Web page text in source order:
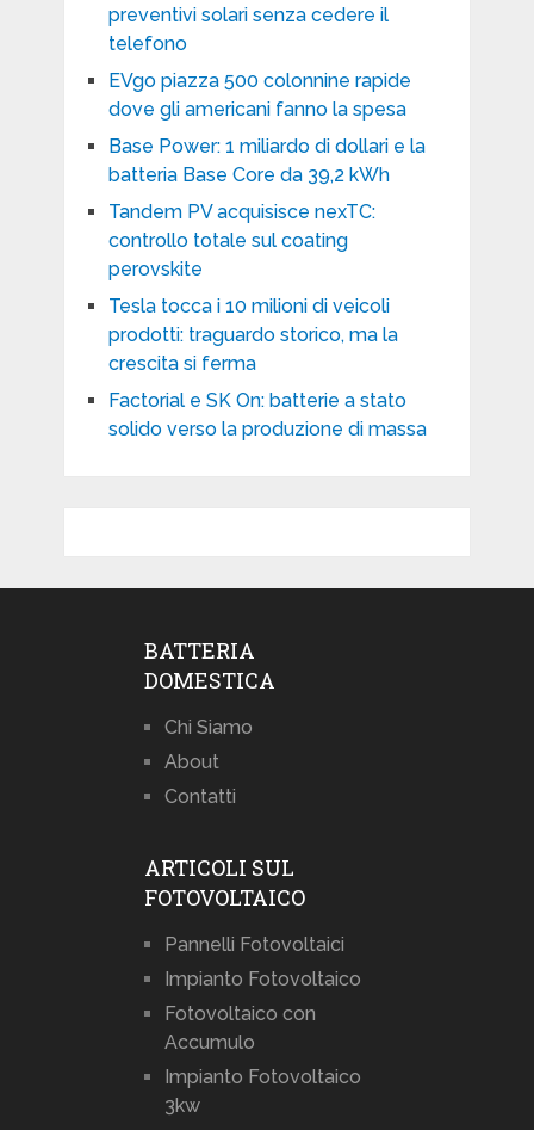
preventivi solari senza cedere il
telefono
EVgo piazza 500 colonnine rapide
dove gli americani fanno la spesa
Base Power: 1 miliardo di dollari e la
batteria Base Core da 39,2 kWh
Tandem PV acquisisce nexTC:
controllo totale sul coating
perovskite
Tesla tocca i 10 milioni di veicoli
prodotti: traguardo storico, ma la
crescita si ferma
Factorial e SK On: batterie a stato
solido verso la produzione di massa
BATTERIA
DOMESTICA
Chi Siamo
About
Contatti
ARTICOLI SUL
FOTOVOLTAICO
Pannelli Fotovoltaici
Impianto Fotovoltaico
Fotovoltaico con
Accumulo
Impianto Fotovoltaico
3kw